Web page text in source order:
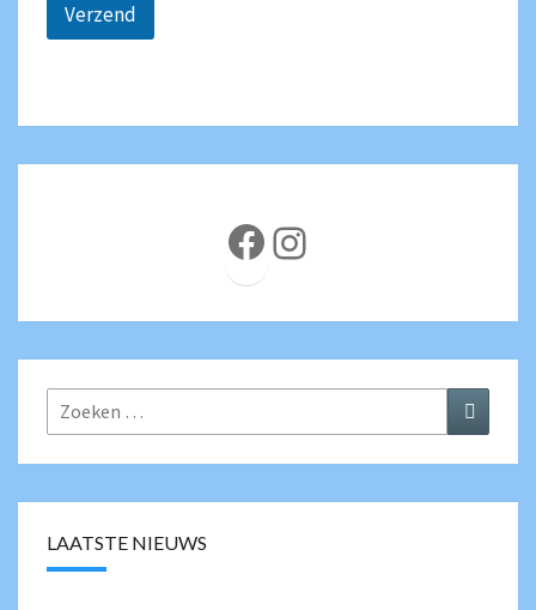
Verzend
Facebook
Instagram
Zoeken
naar:
Zoeken
LAATSTE NIEUWS